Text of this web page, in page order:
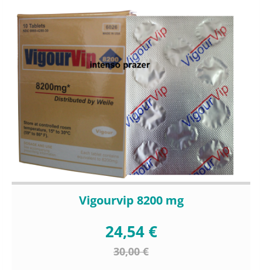
Vigourvip 8200 mg
24,54 €
30,00 €